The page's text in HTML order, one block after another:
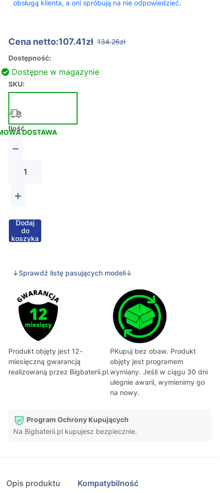
obsługą klienta, a oni spróbują na nie odpowiedzieć.
Cena netto:107.41zł 134.26zł
Dostępność:
Dostępne w magazynie
SKU:
DOSTAWA
Ilość
−
+
Dodaj
do
koszyka
↓Sprawdź listę pasujących modeli↓
Produkt objęty jest 12-
miesięczną gwarancją
realizowaną przez Bigbaterii.pl.
PKupuj bez obaw. Produkt
objęty jest programem
wymiany. Jeśli w ciągu 30 dni
ulegnie awarii, wymienimy go
na nowy.
Program Ochrony Kupujących
Na Bigbaterii.pl kupujesz bezpiecznie.
Opis produktu Kompatybilność